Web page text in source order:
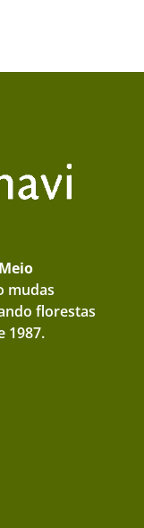
mudas
florestas
1987.